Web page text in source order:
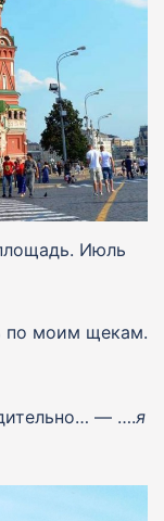
Июль
по моим щекам.
— ….я